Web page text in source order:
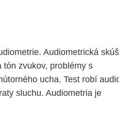
Audiometrická
zvukov, problémy s
ucha. Test robí
sluchu. Audiometria je